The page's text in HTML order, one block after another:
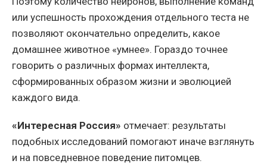
или успешность прохождения отдельного теста не
позволяют окончательно определить, какое
домашнее животное «умнее». Гораздо точнее
говорить о различных формах интеллекта,
сформированных образом жизни и эволюцией
каждого вида.
«Интересная Россия» отмечает: результаты
подобных исследований помогают иначе взглянуть
и на повседневное поведение питомцев.